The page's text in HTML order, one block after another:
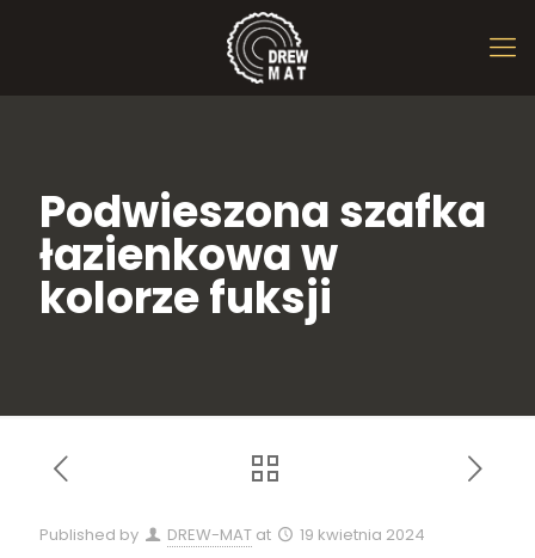
Podwieszona szafka
łazienkowa w
kolorze fuksji
Published by DREW-MAT at 19 kwietnia 2024